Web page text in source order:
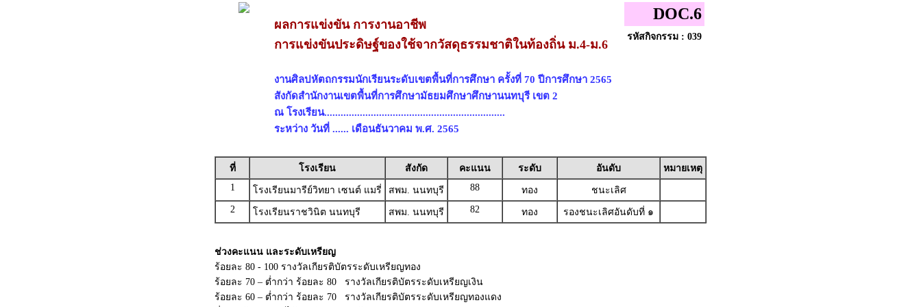
ผลการแข่งขัน การงานอาชีพ
การแข่งขันประดิษฐ์ของใช้จากวัสดุธรรมชาติในท้องถิ่น ม.4-ม.6
งานศิลปหัตถกรรมนักเรียนระดับเขตพื้นที่การศึกษา ครั้งที่ 70 ปีการศึกษา 2565
สังกัดสำนักงานเขตพื้นที่การศึกษามัธยมศึกษาศึกษานนทบุรี เขต 2
ณ โรงเรียน..................................................................
ระหว่าง วันที่ ...... เดือนธันวาคม พ.ศ. 2565
DOC.6
รหัสกิจกรรม : 039
ที่ โรงเรียน สังกัด คะแนน ระดับ อันดับ
หมายเหตุ
1
โรงเรียนมารีย์วิทยา เซนต์ แมรี่ สพม. นนทบุรี 88 ทอง
ชนะเลิศ
2
โรงเรียนราชวินิต นนทบุรี สพม. นนทบุรี 82 ทอง รองชนะเลิศอันดับที่ ๑
ช่วงคะแนน และระดับเหรียญ
ร้อยละ 80 - 100 รางวัลเกียรติบัตรระดับเหรียญทอง
ร้อยละ 70 – ต่ำกว่า ร้อยละ 80 รางวัลเกียรติบัตรระดับเหรียญเงิน
ร้อยละ 60 – ต่ำกว่า ร้อยละ 70 รางวัลเกียรติบัตรระดับเหรียญทองแดง